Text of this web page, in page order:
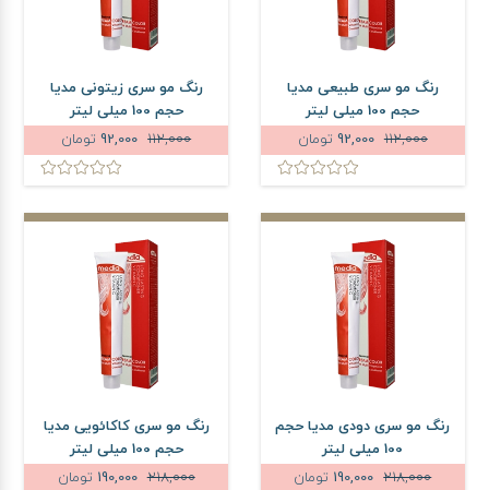
رنگ مو سری طبیعی مدیا
حجم 100 میلی لیتر
112,000
92,000 تومان
رنگ مو سری زیتونی مدیا
حجم 100 میلی لیتر
112,000
تومان
رنگ مو سری دودی مدیا حجم
100 میلی لیتر
218,000
تومان
رنگ مو سری کاکائویی مدیا
حجم 100 میلی لیتر
218,000
190,000 تومان